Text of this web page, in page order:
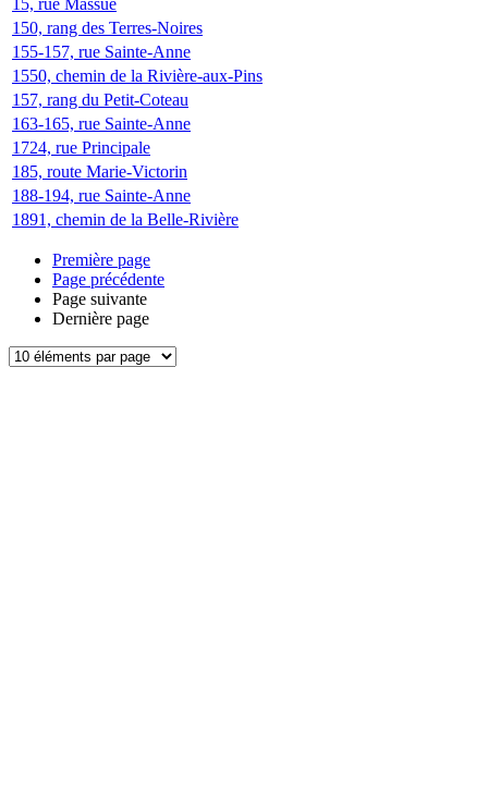
15, rue Massue
150, rang des Terres-Noires
155-157, rue Sainte-Anne
1550, chemin de la Rivière-aux-Pins
157, rang du Petit-Coteau
163-165, rue Sainte-Anne
1724, rue Principale
185, route Marie-Victorin
188-194, rue Sainte-Anne
1891, chemin de la Belle-Rivière
Première page
Page précédente
Page suivante
Dernière page